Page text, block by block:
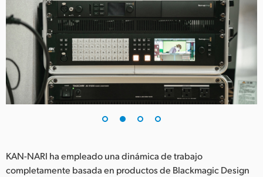
UAE
Ukraine
United Kingdom
United States
KAN-NARI ha empleado una dinámica de trabajo
completamente basada en productos de Blackmagic Design